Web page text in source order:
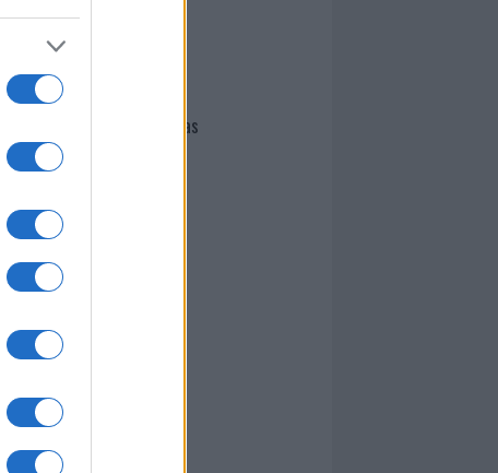
Giovannimaria Cabras